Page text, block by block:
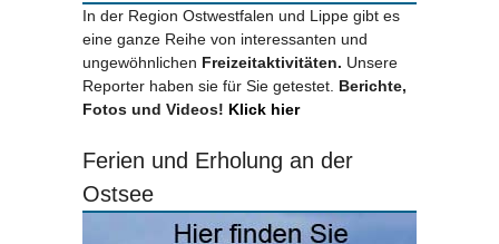
In der Region Ostwestfalen und Lippe gibt es
eine ganze Reihe von interessanten und
ungewöhnlichen Freizeitaktivitäten. Unsere
Reporter haben sie für Sie getestet. Berichte,
Fotos und Videos! Klick hier
Ferien und Erholung an der
Ostsee